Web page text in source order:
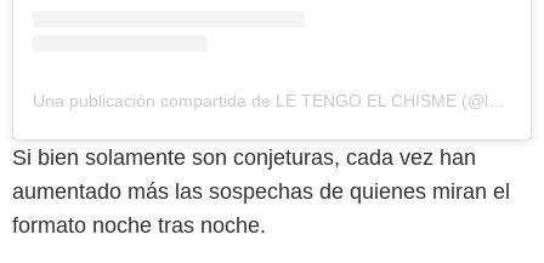
Si bien solamente son conjeturas, cada vez han
aumentado más las sospechas de quienes miran el
formato noche tras noche.